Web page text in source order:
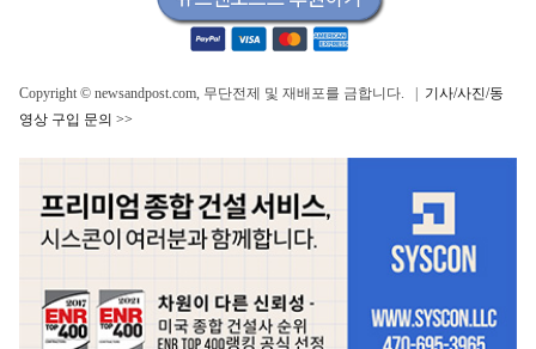
Copyright © newsandpost.com, 무단전제 및 재배포를 금합니다. | 기사/사진/동
영상 구입 문의 >>